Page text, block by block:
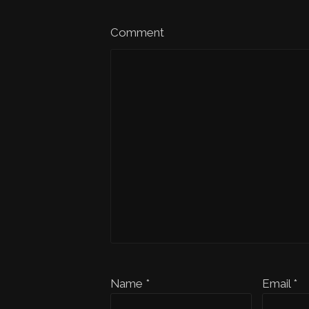
Comment
Name * Email *